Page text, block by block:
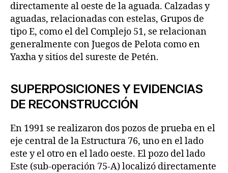
directamente al oeste de la aguada. Calzadas y
aguadas, relacionadas con estelas, Grupos de
tipo E, como el del Complejo 51, se relacionan
generalmente con Juegos de Pelota como en
Yaxha y sitios del sureste de Petén.
SUPERPOSICIONES Y EVIDENCIAS
DE RECONSTRUCCIÓN
En 1991 se realizaron dos pozos de prueba en el
eje central de la Estructura 76, uno en el lado
este y el otro en el lado oeste. El pozo del lado
Este (sub-operación 75-A) localizó directamente